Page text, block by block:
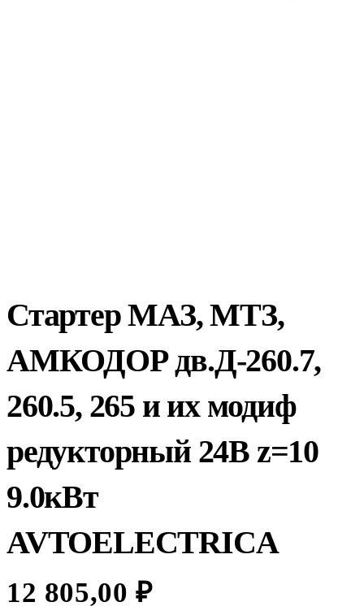
Стартер МАЗ, МТЗ,
АМКОДОР дв.Д-260.7,
260.5, 265 и их модиф
редукторный 24В z=10
9.0кВт
AVTOELECTRICA
12 805,00₽